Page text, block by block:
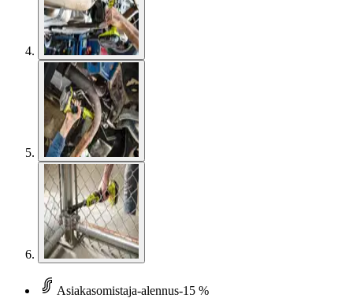
Asiakasomistaja-alennus-15 %